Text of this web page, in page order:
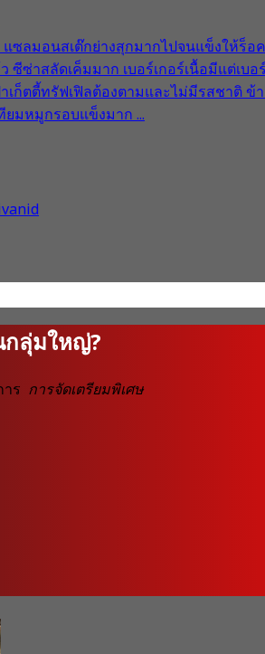
ซลมอนสเต๊กย่างสุกมากไปจนแข็งให้ร็อค
ซีซ่าสลัดเค็มมาก เบอร์เกอร์เนื้อมีแต่เบอ
เก็ตตี้ทรัฟเฟิลต้องตามและไม่มีรสชาติ ข้
มหมูกรอบแข็งมาก ...
กลุ่มใหญ่?
ร การจัดเตรียมพิเศษ